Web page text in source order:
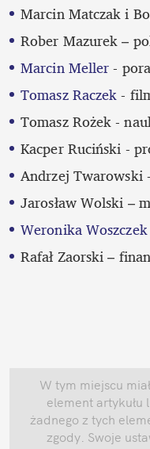
Marcin Matczak i
Rober Mazurek –
Marcin Meller -
Tomasz Raczek -
Tomasz Rożek -
Kacper Ruciński -
Andrzej Twarowski
Jarosław Wolski –
Weronika Woszczek
Rafał Zaorski –
W tym miejscu
element artykułu
żadnego z tych
zgody. Swoje